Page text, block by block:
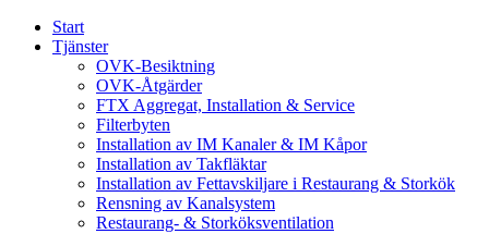
Start
Tjänster
OVK-Besiktning
OVK-Åtgärder
FTX Aggregat, Installation & Service
Filterbyten
Installation av IM Kanaler & IM Kåpor
Installation av Takfläktar
Installation av Fettavskiljare i Restaurang & Storkök
Rensning av Kanalsystem
Restaurang- & Storköksventilation